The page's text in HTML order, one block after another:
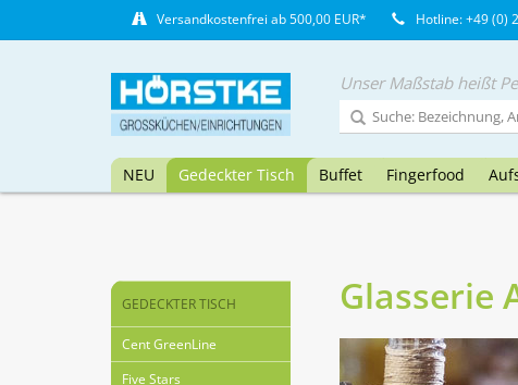
Versandkostenfrei ab 500,00 EUR* Hotline: +49 (0)
Unser Maßstab heißt
NEU Gedeckter Tisch Buffet Fingerfood
GEDECKTER TISCH
Cent GreenLine
Five Stars
Glasserie